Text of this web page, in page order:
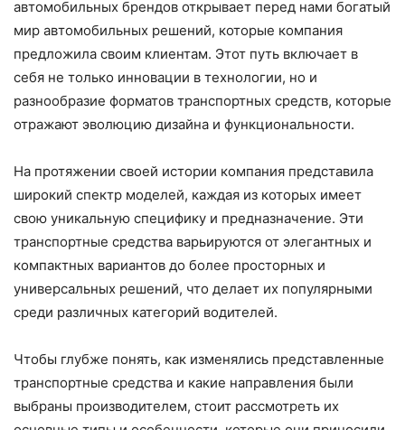
автомобильных брендов открывает перед нами богатый
мир автомобильных решений, которые компания
предложила своим клиентам. Этот путь включает в
себя не только инновации в технологии, но и
разнообразие форматов транспортных средств, которые
отражают эволюцию дизайна и функциональности.
На протяжении своей истории компания представила
широкий спектр моделей, каждая из которых имеет
свою уникальную специфику и предназначение. Эти
транспортные средства варьируются от элегантных и
компактных вариантов до более просторных и
универсальных решений, что делает их популярными
среди различных категорий водителей.
Чтобы глубже понять, как изменялись представленные
транспортные средства и какие направления были
выбраны производителем, стоит рассмотреть их